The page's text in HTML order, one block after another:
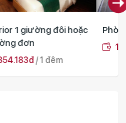
Phòng Deluxe 1 giường đôi
1.785.206đ